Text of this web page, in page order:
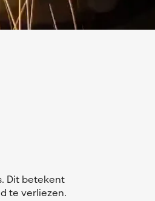
Dit betekent
te verliezen.